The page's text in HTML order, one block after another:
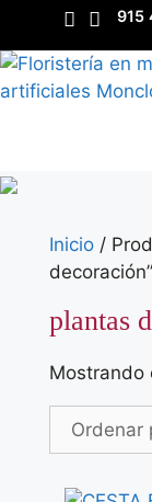
contenido
915
Inicio /
decoración”
plantas
Mostrando